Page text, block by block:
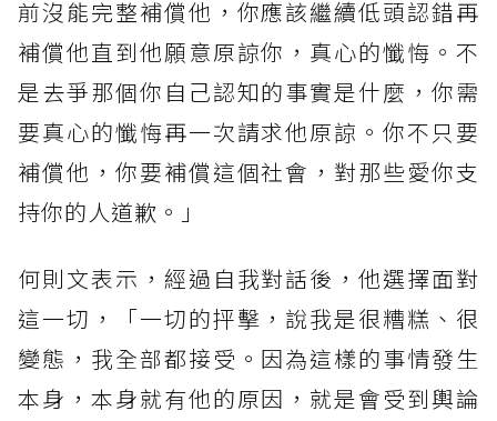
前沒能完整補償他，你應該繼續低頭認錯再
補償他直到他願意原諒你，真心的懺悔。不
是去爭那個你自己認知的事實是什麼，你需
要真心的懺悔再一次請求他原諒。你不只要
補償他，你要補償這個社會，對那些愛你支
持你的人道歉。」
何則文表示，經過自我對話後，他選擇面對
這一切，「一切的抨擊，說我是很糟糕、很
變態，我全部都接受。因為這樣的事情發生
本身，本身就有他的原因，就是會受到輿論